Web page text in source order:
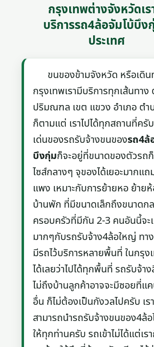
กรุงเทพต่างจังหวัดเร
บริการรถ4ล้อจัมโบ้บึง
ประเทศ
ขนของข้ามจังหวัด หรือเดิน
กรุงเทพเรามีบริการทุกเส้นทาง
ปริมณฑล เขต แขวง อำเภอ ตำ
ก็ตามแต่ เราไปได้ทุกสถานที่ค
เด่นของรถรับจ้างขนของรถ4ล้
บึงกุ่มก็จะอยู่ที่ขนาดของตัวรถ
ไซส์กลางๆ จุของได้เยอะมากแถ
แพง เหมาะกับการย้ายหอ ย้าย
บ้านพัก ที่มีขนาดเล็กถึงขนาดก
ครอบครัวที่มีกัน 2-3 คนอันนี้จะ
มากๆกับรถรับจ้าง4ล้อใหญ่ ทาง
มีรถไว้บริการหลายพื้นที่ ในกรุ
ได้เลยว่าไปได้ทุกพื้นที่ รถรับจ้าง
ไม่ถึงบ้านลูกค้าอาจจะมีซอยที่แ
อื่น ก็ไม่ต้องเป็นกังวลไปครับ เร
สามารถนำรถรับจ้างขนของ4ล้
ให้ทุกท่านครับ รถเข้าไม่ได้แต่เร